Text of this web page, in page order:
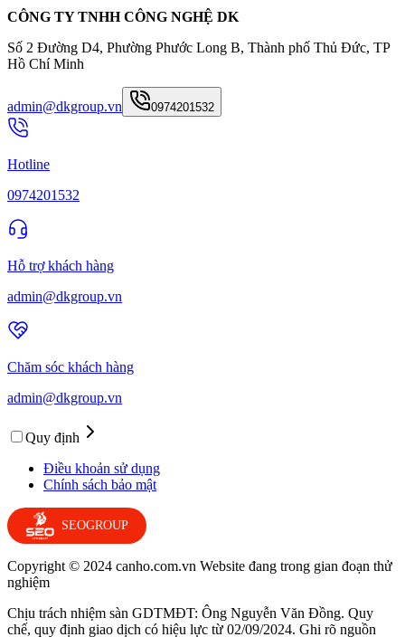
CÔNG TY TNHH CÔNG NGHỆ DK
Số 2 Đường D4, Phường Phước Long B, Thành phố Thủ Đức, TP
Hồ Chí Minh
admin@dkgroup.vn 0974201532
Hotline
0974201532
Hỗ trợ khách hàng
admin@dkgroup.vn
Chăm sóc khách hàng
admin@dkgroup.vn
Quy định
Điều khoản sử dụng
Chính sách bảo mật
SEOGROUP
Copyright © 2024 canho.com.vn Website đang trong gian đoạn thử
nghiệm
Chịu trách nhiệm sàn GDTMĐT: Ông Nguyễn Văn Đồng. Quy
chế, quy định giao dịch có hiệu lực từ 02/09/2024. Ghi rõ nguồn